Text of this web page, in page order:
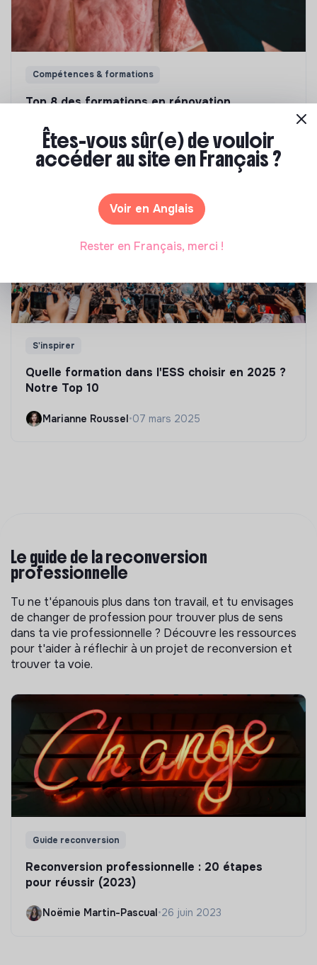
Compétences & formations
Top 8 des formations en rénovation
Marianne Roussel •21 janvier 2025
S'inspirer
Quelle formation dans l'ESS choisir en 2025 ?
Notre Top 10
Marianne Roussel•07 mars 2025
Le guide de la reconversion
professionnelle
Tu ne t'épanouis plus dans ton travail, et tu envisages
de changer de profession pour trouver plus de sens
dans ta vie professionnelle ? Découvre les ressources
pour t'aider à réflechir à un projet de reconversion et
trouver ta voie.
Guide reconversion
Reconversion professionnelle : 20 étapes
pour réussir (2023)
Noëmie Martin-Pascual •26 juin 2023
Êtes-vous sûr(e) de vouloir
accéder au site en Français ?
Voir en Anglais
Rester en Français, merci !